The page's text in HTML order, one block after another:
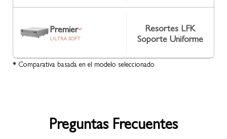
Premier
ULTRA SOFT
Resortes LFK
Soporte Uniforme
* Comparativa basada en el modelo seleccionado
Preguntas Frecuentes